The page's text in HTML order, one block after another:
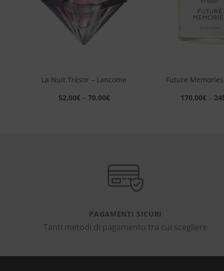
La Nuit Trésor – Lancome
52,00€– 70,00€
Future
170,00€–
PAGAMENTI SICURI
Tanti metodi di pagamento tra cui scegliere